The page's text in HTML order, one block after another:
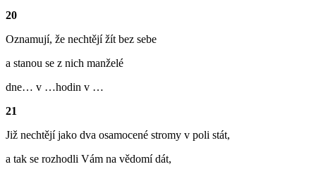
20
Oznamují, že nechtějí žít bez sebe
a stanou se z nich manželé
dne… v …hodin v …
21
Již nechtějí jako dva osamocené stromy v poli stát,
a tak se rozhodli Vám na vědomí dát,